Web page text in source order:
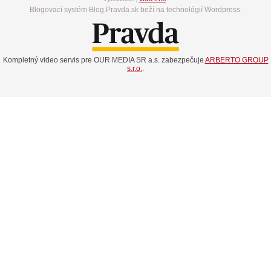
Blogovací systém Blog.Pravda.sk beží na technológií Wordpress.
Kompletný video servis pre OUR MEDIA SR a.s. zabezpečuje ARBERTO GROUP
s.r.o..